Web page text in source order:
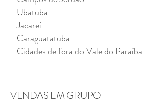
- Ubatuba
- Jacareí
- Caraguatatuba
- Cidades de fora do Vale do Paraíba
VENDAS EM GRUPO